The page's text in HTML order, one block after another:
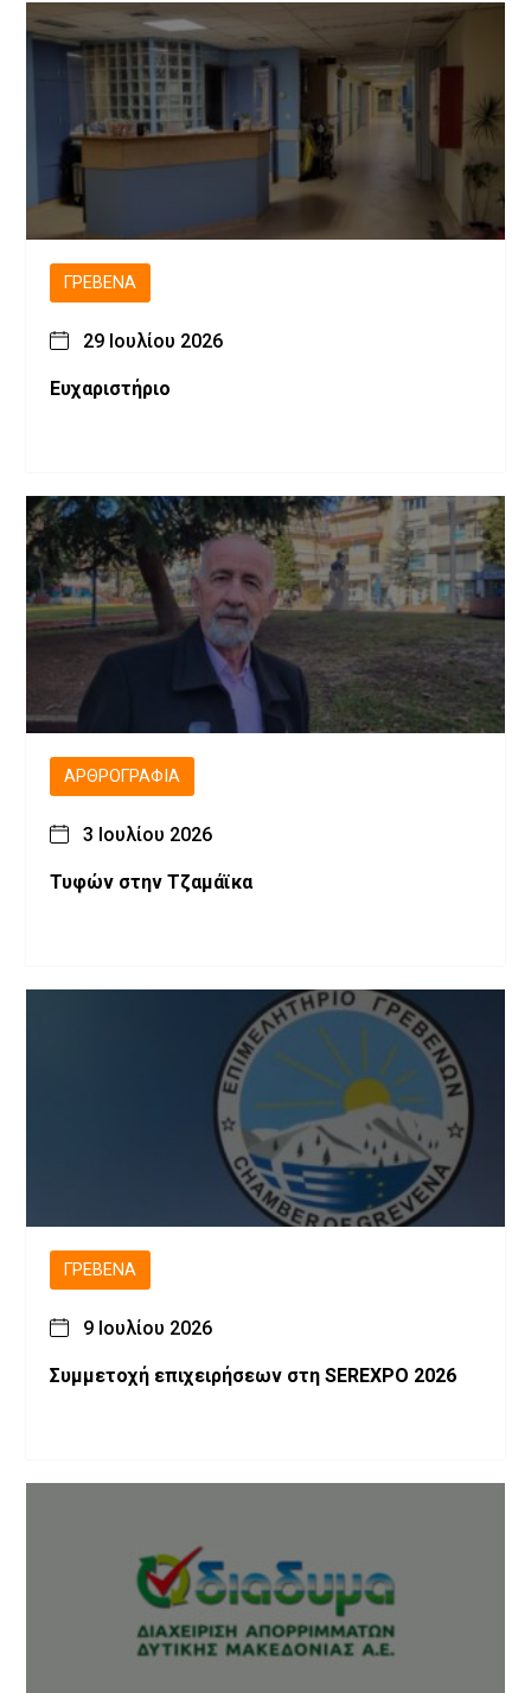
ΓΡΕΒΕΝΆ
29 Ιουλίου 2026
Ευχαριστήριο
ΑΡΘΡΟΓΡΑΦΊΑ
3 Ιουλίου 2026
Τυφών στην Τζαμάϊκα
ΓΡΕΒΕΝΆ
9 Ιουλίου 2026
Συμμετοχή επιχειρήσεων στη SEREXPO 2026